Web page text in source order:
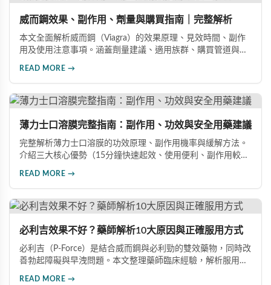
威而鋼效果、副作用、劑量與購買指南｜完整解析
本文全面解析威而鋼（Viagra）的效果原理、見效時間、副作
用及使用注意事項。涵蓋劑量建議、適用族群、購買管道與價
READ MORE →
薄力士口溶膜完整指南：副作用、功效與安全用藥建議
完整解析薄力士口溶膜的功效原理、副作用機率與緩解方法。
介紹三大核心優勢（15分鐘快速起效、使用便利、副作用較
READ MORE →
必利吉效果不好？藥師解析10大原因與正確服用方式
必利吉（P-Force）是結合威而鋼與必利勁的雙效藥物，同時改
善勃起障礙與早洩問題。本文整理藥師臨床經驗，解析服用時
READ MORE →